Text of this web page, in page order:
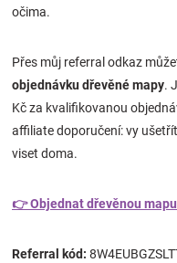
očima.
Přes můj referral odkaz
objednávku dřevěné mapy.
Kč za kvalifikovanou
affiliate doporučení: vy
viset doma.
👉 Objednat dřevěnou
Referral kód: